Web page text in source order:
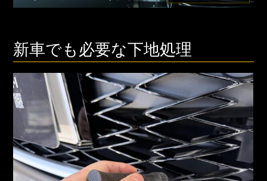
新車でも必要な下地処理